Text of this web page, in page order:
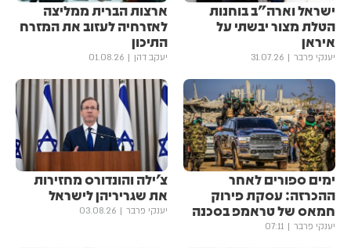
ישראל וארה"ב בוחנות
הטלת מצור יבשתי על
איראן
יענקי פרבר 31.07.26
ארצות הברית ממליצה
לאזרחיה לעזוב את המזרח
התיכון
יעקב דהן 01.08.26
ימים ספורים לאחר
ההכרזה: עסקת פירוק
חמאס של טראמפ בסכנה
יענקי פרבר 07:11
צ׳ילה והונדורס מחזירות
את שגריריהן לישראל
יענקי פרבר 03.08.26